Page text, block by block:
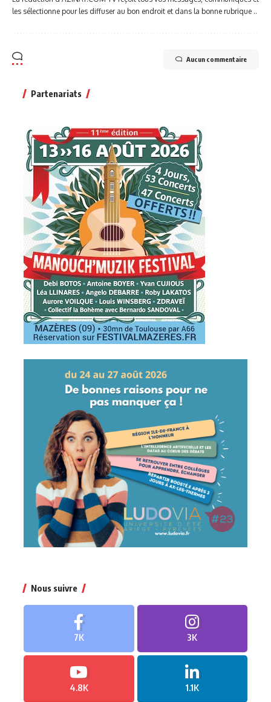
les sélectionne pour les diffuser au bon endroit et dans la bonne rubrique ..
Aucun commentaire
Partenariats
Nous suivre
7K 3K
4.8K 1.1K